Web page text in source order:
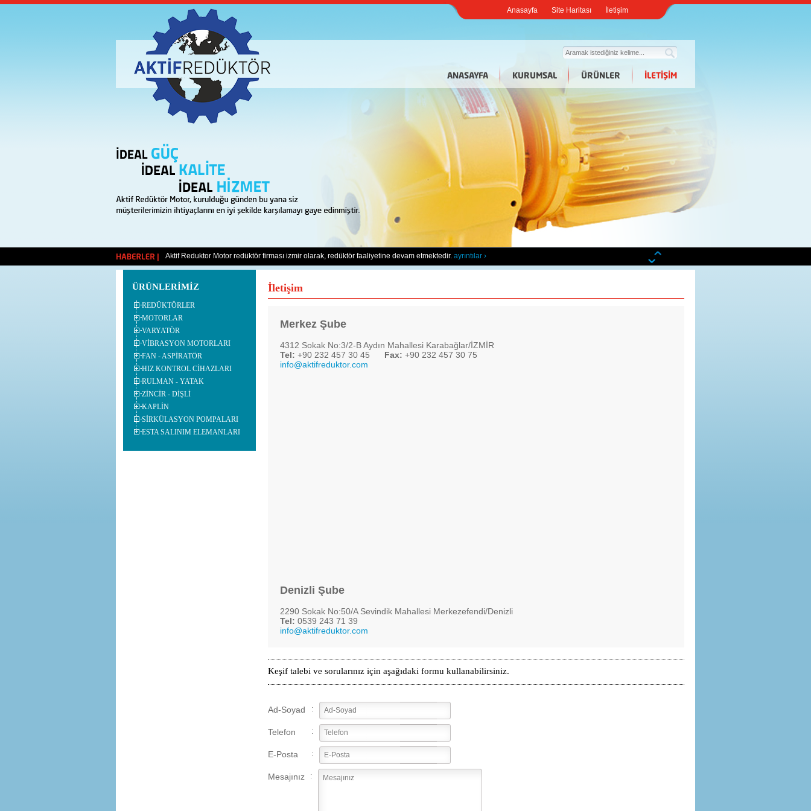
ANASAYFA KURUMSAL ÜRÜNLER İLETİŞİM
Anasayfa Site Haritası İletişim
HABERLER |
Yeni web sitemiz ile karşınızdayız. Sizlerin her türlü görüş ve önerilerinize açığız. En iyi hizmet ve ürün için sizlerin görüşler...
Aktif Reduktor Motor redüktör firması izmir olarak, redüktör faaliyetine devam etmektedir. ayrıntılar ›
Redüktörler hizmeti vermekteyiz.ayrıntılar ›
Yeni web sitemiz ile karşınızdayız. Sizlerin her türlü görüş ve önerilerinize açığız. En iyi hizmet ve ürün için sizlerin görüşler...
ÜRÜNLERİMİZ
REDÜKTÖRLER
MOTORLAR
VARYATÖR
VİBRASYON MOTORLARI
FAN - ASPİRATÖR
HIZ KONTROL CİHAZLARI
RULMAN - YATAK
ZİNCİR - DİŞLİ
KAPLİN
SİRKÜLASYON POMPALARI
ESTA SALINIM ELEMANLARI
İletişim
Merkez Şube
4312 Sokak No:3/2-B Aydın Mahallesi Karabağlar/İZMİR
Tel: +90 232 457 30 45 Fax: +90 232 457 30 75
info@aktifreduktor.com
Denizli Şube
2290 Sokak No:50/A Sevindik Mahallesi Merkezefendi/Denizli
Tel: 0539 243 71 39
info@aktifreduktor.com
Keşif talebi ve sorularınız için aşağıdaki formu kullanabilirsiniz.
Ad-Soyad :
Telefon :
E-Posta :
Mesajınız :